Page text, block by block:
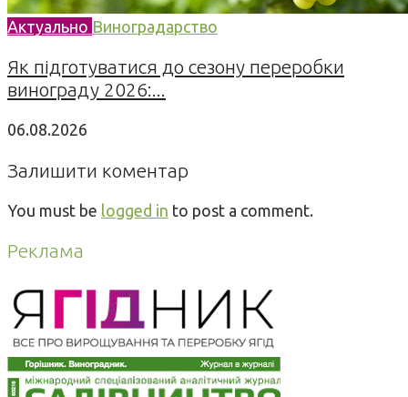
Актуально Виноградарство
Як підготуватися до сезону переробки
винограду 2026:...
06.08.2026
Залишити коментар
You must be logged in to post a comment.
Реклама